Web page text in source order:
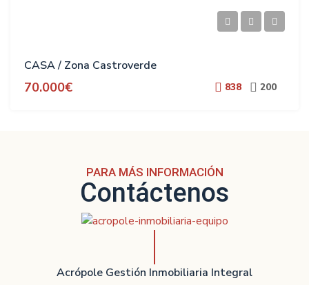
CASA / Zona Castroverde
70.000€ 838 200
PARA MÁS INFORMACIÓN
Contáctenos
Acrópole Gestión Inmobiliaria Integral